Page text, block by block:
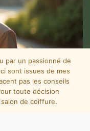
par un passionné de
sont issues de mes
pas les conseils
toute décision
de coiffure.